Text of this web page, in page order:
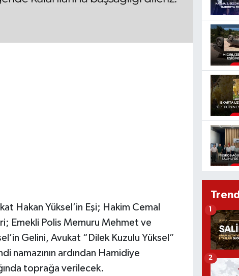
Hakan Yüksel’in Eşi; Hakim Cemal
Emekli Polis Memuru Mehmet ve
Gelini, Avukat “Dilek Kuzulu Yüksel”
namazının ardından Hamidiye
toprağa verilecek.
1
2